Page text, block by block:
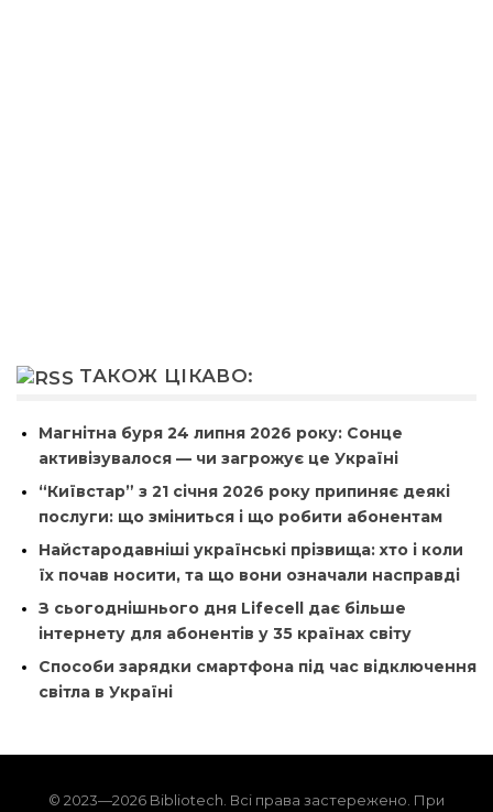
ТАКОЖ ЦІКАВО:
Магнітна буря 24 липня 2026 року: Сонце
активізувалося — чи загрожує це Україні
“Київстар” з 21 січня 2026 року припиняє деякі
послуги: що зміниться і що робити абонентам
Найстародавніші українські прізвища: хто і коли
їх почав носити, та що вони означали насправді
З сьогоднішнього дня Lifecell дає більше
інтернету для абонентів у 35 країнах світу
Способи зарядки смартфона під час відключення
світла в Україні
© 2023—2026 Bibliotech. Всі права застережено. При